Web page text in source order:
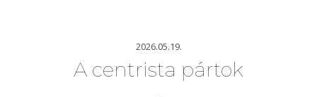
2026.05.19.
A centrista pártok